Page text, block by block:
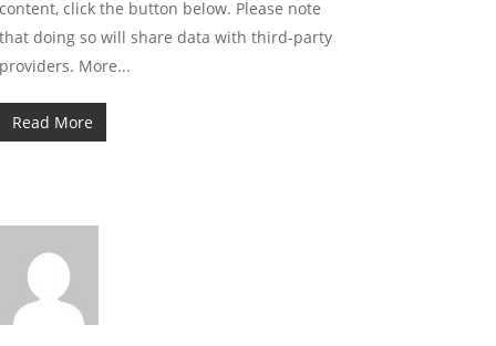
content, click the button below. Please note
that doing so will share data with third-party
providers. More...
Read More